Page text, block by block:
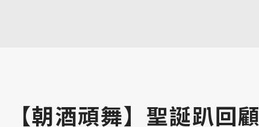
【朝酒頑舞】聖誕趴回顧